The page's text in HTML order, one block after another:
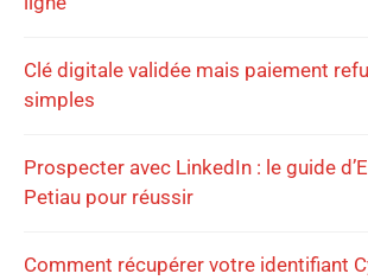
Clé digitale validée mais paiement
simples
Prospecter avec LinkedIn : le guide
Petiau pour réussir
Comment récupérer votre identifiant